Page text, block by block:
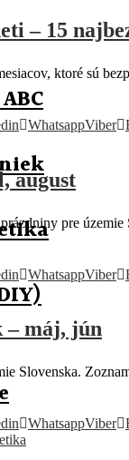
– 15
ktoré sú
WhatsappViber
august
pre
WhatsappViber
– máj, jún
Slovenska.
WhatsappViber